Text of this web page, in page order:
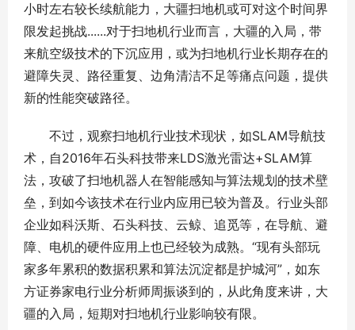
小时左右较长续航能力，大疆扫地机或可对这个时间界
限发起挑战......对于扫地机行业而言，大疆的入局，带
来航空级技术的下沉应用，或为扫地机行业长期存在的
避障失灵、路径重复、边角清洁不足等痛点问题，提供
新的性能突破路径。
不过，观察扫地机行业技术现状，如SLAM导航技
术，自2016年石头科技带来LDS激光雷达+SLAM算
法，攻破了扫地机器人在智能感知与算法规划的技术壁
垒，到如今该技术在行业内应用已较为普及。行业头部
企业如科沃斯、石头科技、云鲸、追觅等，在导航、避
障、电机的硬件应用上也已经较为成熟。“现有头部玩
家多年累积的数据积累和算法沉淀都是护城河”，如东
方证券家电行业分析师周振谈到的，从此角度来讲，大
疆的入局，短期对扫地机行业影响较有限。